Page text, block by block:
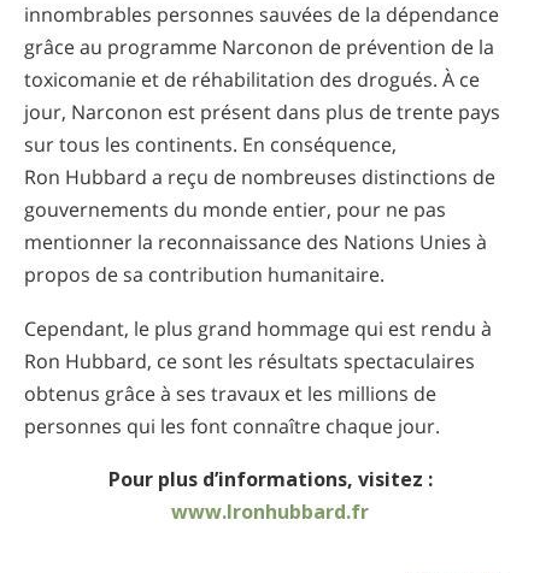
innombrables personnes sauvées de la dépendance
grâce au programme Narconon de prévention de la
toxicomanie et de réhabilitation des drogués. À ce
jour, Narconon est présent dans plus de trente pays
sur tous les continents. En conséquence,
Ron Hubbard a reçu de nombreuses distinctions de
gouvernements du monde entier, pour ne pas
mentionner la reconnaissance des Nations Unies à
propos de sa contribution humanitaire.
Cependant, le plus grand hommage qui est rendu à
Ron Hubbard, ce sont les résultats spectaculaires
obtenus grâce à ses travaux et les millions de
personnes qui les font connaître chaque jour.
Pour plus d’informations, visitez :
www.lronhubbard.fr